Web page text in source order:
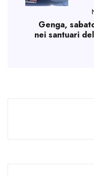
Genga,
nei santuari